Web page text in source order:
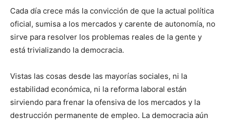
Cada día crece más la convicción de que la actual política
oficial, sumisa a los mercados y carente de autonomía, no
sirve para resolver los problemas reales de la gente y
está trivializando la democracia.
Vistas las cosas desde las mayorías sociales, ni la
estabilidad económica, ni la reforma laboral están
sirviendo para frenar la ofensiva de los mercados y la
destrucción permanente de empleo. La democracia aún